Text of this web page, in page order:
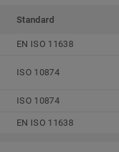
Standard
EN ISO 11638
ISO 10874
ISO 10874
EN ISO 11638